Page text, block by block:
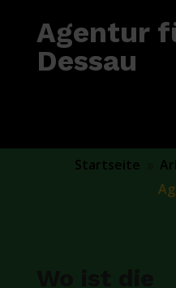
Agentur
Dessau
Startseite